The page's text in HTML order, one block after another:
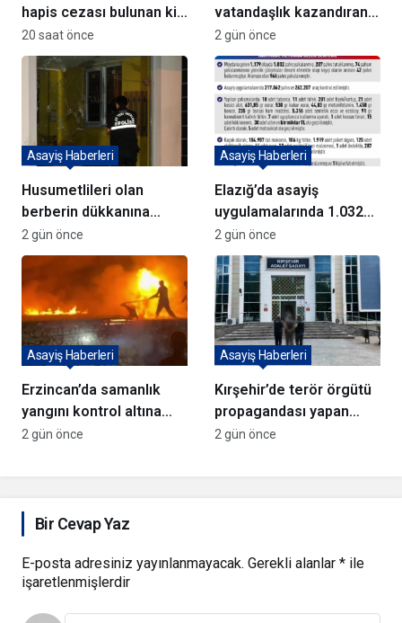
hapis cezası bulunan kişi
yakalandı
20 saat önce
vatandaşlık kazandıran
72 şüpheli adliyeye sevk
edildi
2 gün önce
Husumetlileri olan
berberin dükkanına
kurşun yağdırıp kaçtılar
Asayiş Haberleri
2 gün önce
Elazığ’da asayiş
uygulamalarında 1.032
kişi yakalandı
Asayiş Haberleri
2 gün önce
Erzincan’da samanlık
yangını kontrol altına
alındı
Asayiş Haberleri
2 gün önce
Kırşehir’de terör örgütü
propagandası yapan
şüpheli yakalandı
Asayiş Haberleri
2 gün önce
Bir Cevap Yaz
E-posta adresiniz yayınlanmayacak. Gerekli alanlar * ile
işaretlenmişlerdir